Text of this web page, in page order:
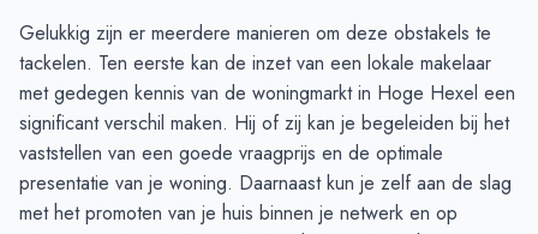
Mei
9
4
Juni
10 10
Gelukkig zijn er meerdere manieren om deze obstakels te
tackelen. Ten eerste kan de inzet van een lokale makelaar
met gedegen kennis van de woningmarkt in Hoge Hexel een
significant verschil maken. Hij of zij kan je begeleiden bij het
vaststellen van een goede vraagprijs en de optimale
presentatie van je woning. Daarnaast kun je zelf aan de slag
met het promoten van je huis binnen je netwerk en op